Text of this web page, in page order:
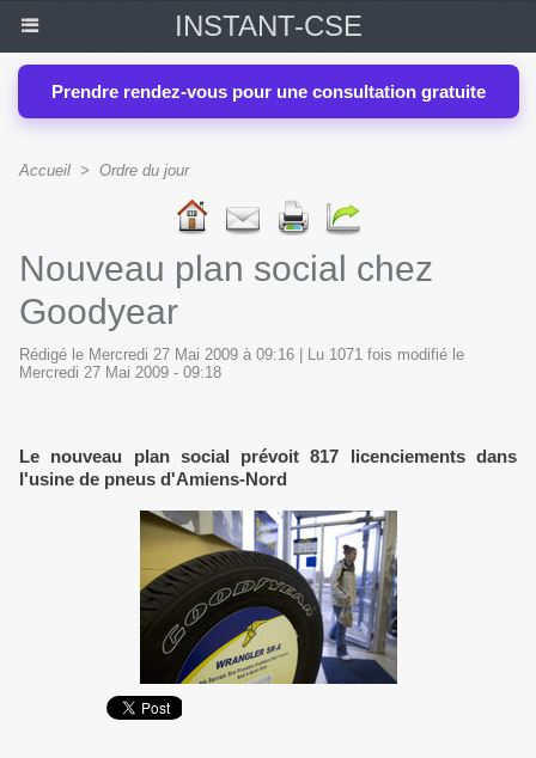
INSTANT-CSE
Prendre rendez-vous pour une consultation gratuite
Accueil > Ordre du jour
Nouveau plan social chez
Goodyear
Rédigé le Mercredi 27 Mai 2009 à 09:16 | Lu 1071 fois modifié le
Mercredi 27 Mai 2009 - 09:18
Le nouveau plan social prévoit 817 licenciements dans
l'usine de pneus d'Amiens-Nord